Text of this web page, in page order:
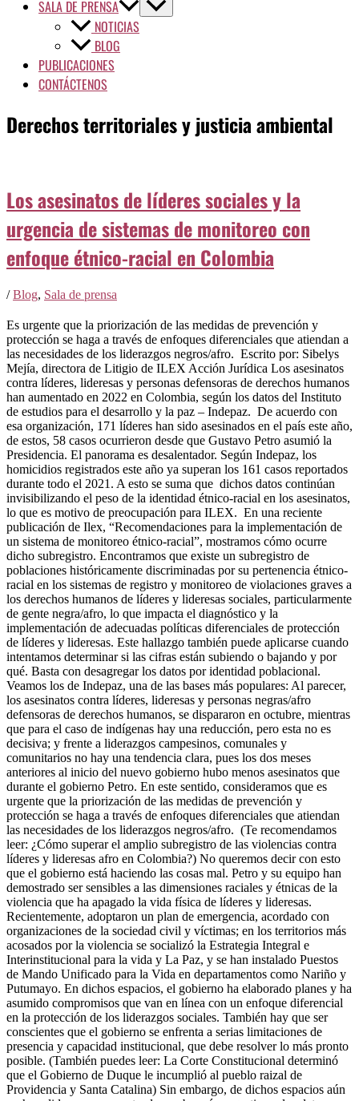
SALA DE PRENSA
NOTICIAS
BLOG
PUBLICACIONES
CONTÁCTENOS
Derechos territoriales y justicia ambiental
Los asesinatos de líderes sociales y la
urgencia de sistemas de monitoreo con
enfoque étnico-racial en Colombia
/Blog, Sala de prensa
Es urgente que la priorización de las medidas de prevención y
protección se haga a través de enfoques diferenciales que atiendan a
las necesidades de los liderazgos negros/afro. Escrito por: Sibelys
Mejía, directora de Litigio de ILEX Acción Jurídica Los asesinatos
contra líderes, lideresas y personas defensoras de derechos humanos
han aumentado en 2022 en Colombia, según los datos del Instituto
de estudios para el desarrollo y la paz – Indepaz. De acuerdo con
esa organización, 171 líderes han sido asesinados en el país este año,
de estos, 58 casos ocurrieron desde que Gustavo Petro asumió la
Presidencia. El panorama es desalentador. Según Indepaz, los
homicidios registrados este año ya superan los 161 casos reportados
durante todo el 2021. A esto se suma que dichos datos continúan
invisibilizando el peso de la identidad étnico-racial en los asesinatos,
lo que es motivo de preocupación para ILEX. En una reciente
publicación de Ilex, “Recomendaciones para la implementación de
un sistema de monitoreo étnico-racial”, mostramos cómo ocurre
dicho subregistro. Encontramos que existe un subregistro de
poblaciones históricamente discriminadas por su pertenencia étnico-
racial en los sistemas de registro y monitoreo de violaciones graves a
los derechos humanos de líderes y lideresas sociales, particularmente
de gente negra/afro, lo que impacta el diagnóstico y la
implementación de adecuadas políticas diferenciales de protección
de líderes y lideresas. Este hallazgo también puede aplicarse cuando
intentamos determinar si las cifras están subiendo o bajando y por
qué. Basta con desagregar los datos por identidad poblacional.
Veamos los de Indepaz, una de las bases más populares: Al parecer,
los asesinatos contra líderes, lideresas y personas negras/afro
defensoras de derechos humanos, se dispararon en octubre, mientras
que para el caso de indígenas hay una reducción, pero esta no es
decisiva; y frente a liderazgos campesinos, comunales y
comunitarios no hay una tendencia clara, pues los dos meses
anteriores al inicio del nuevo gobierno hubo menos asesinatos que
durante el gobierno Petro. En este sentido, consideramos que es
urgente que la priorización de las medidas de prevención y
protección se haga a través de enfoques diferenciales que atiendan
las necesidades de los liderazgos negros/afro. (Te recomendamos
leer: ¿Cómo superar el amplio subregistro de las violencias contra
líderes y lideresas afro en Colombia?) No queremos decir con esto
que el gobierno está haciendo las cosas mal. Petro y su equipo han
demostrado ser sensibles a las dimensiones raciales y étnicas de la
violencia que ha apagado la vida física de líderes y lideresas.
Recientemente, adoptaron un plan de emergencia, acordado con
organizaciones de la sociedad civil y víctimas; en los territorios más
acosados por la violencia se socializó la Estrategia Integral e
Interinstitucional para la vida y La Paz, y se han instalado Puestos
de Mando Unificado para la Vida en departamentos como Nariño y
Putumayo. En dichos espacios, el gobierno ha elaborado planes y ha
asumido compromisos que van en línea con un enfoque diferencial
en la protección de los liderazgos sociales. También hay que ser
conscientes que el gobierno se enfrenta a serias limitaciones de
presencia y capacidad institucional, que debe resolver lo más pronto
posible. (También puedes leer: La Corte Constitucional determinó
que el Gobierno de Duque le incumplió al pueblo raizal de
Providencia y Santa Catalina) Sin embargo, de dichos espacios aún